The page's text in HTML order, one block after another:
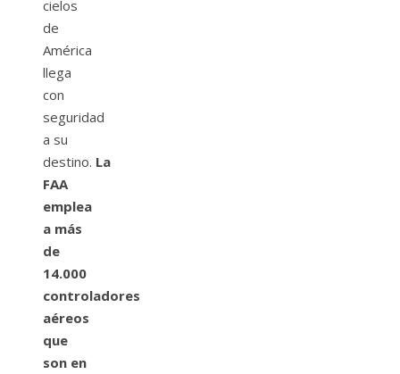
cielos
de
América
llega
con
seguridad
a su
destino. La
FAA
emplea
a más
de
14.000
controladores
aéreos
que
son en